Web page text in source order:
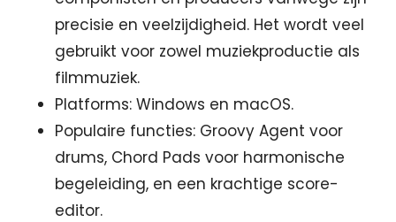
precisie en veelzijdigheid. Het wordt veel
gebruikt voor zowel muziekproductie als
filmmuziek.
Platforms: Windows en macOS.
Populaire functies: Groovy Agent voor
drums, Chord Pads voor harmonische
begeleiding, en een krachtige score-
editor.